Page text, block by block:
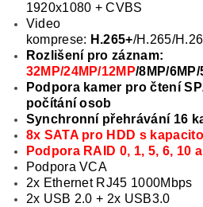
1920x1080 + CVBS
Video
komprese: H.265+/H.265/
Rozlišení pro záznam:
32MP/24MP/12MP/8MP/
Podpora kamer pro čtení
počítání osob
Synchronní přehrávání 16
8x SATA pro HDD s
Podpora RAID 0, 1, 5, 6, 10
Podpora VCA
2x Ethernet RJ45 1000Mbps
2x USB 2.0 + 2x USB3.0